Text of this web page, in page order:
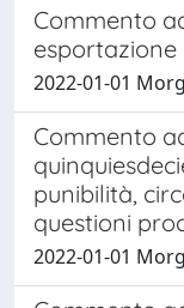
Commento
esportazione
2022-01-01
Commento
punibilità,
questioni
2022-01-01